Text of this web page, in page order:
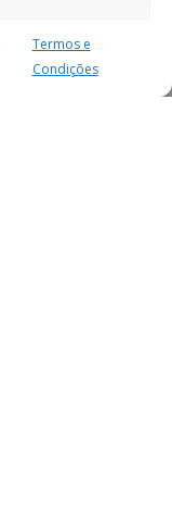
Termos e
Condições